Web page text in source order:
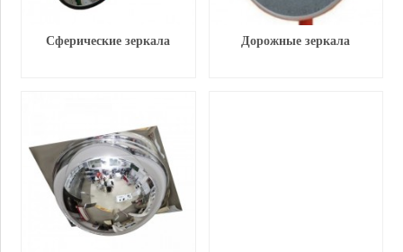
Сферические зеркала Дорожные зеркала